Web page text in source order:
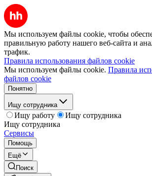
Мы используем файлы cookie, чтобы
правильную работу нашего веб-сайта и
трафик.
Правила использования файлов cookie
Мы используем файлы cookie. Правила
файлов cookie
Понятно
Ищу сотрудника
Ищу работу
Ищу сотрудника
Ищу сотрудника
Сервисы
Помощь
Ещё
Поиск